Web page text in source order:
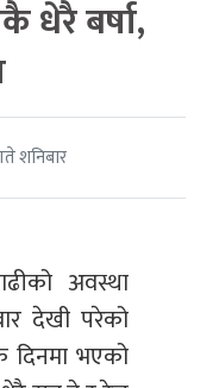
धेरै बर्षा,
शनिबार
अवस्था
देखी परेको
दिनमा भएको